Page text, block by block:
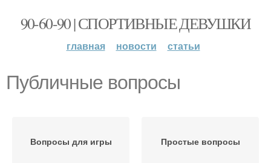
90-60-90 | СПОРТИВНЫЕ ДЕВУШКИ
главная новости статьи
Публичные вопросы
Вопросы для игры Простые вопросы